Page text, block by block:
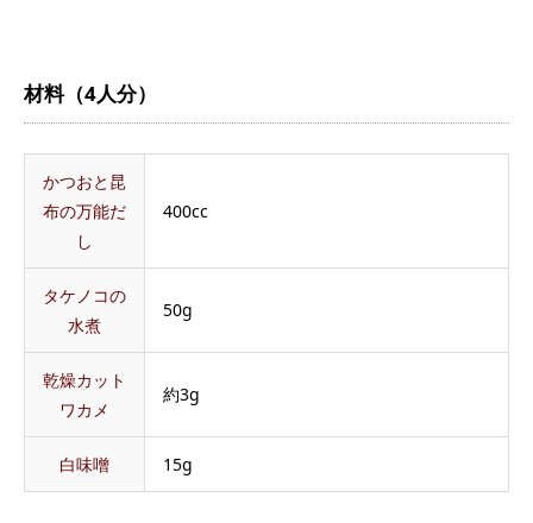
材料（4人分）
かつおと昆
布の万能だ
し
400cc
タケノコの
水煮
50g
乾燥カット
ワカメ
約3g
白味噌 15g